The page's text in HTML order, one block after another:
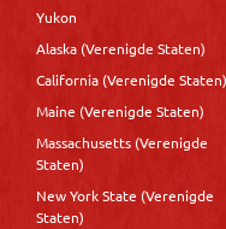
Yukon
Alaska (Verenigde Staten)
California (Verenigde Staten)
Maine (Verenigde Staten)
Massachusetts (Verenigde
Staten)
New York State (Verenigde
Staten)